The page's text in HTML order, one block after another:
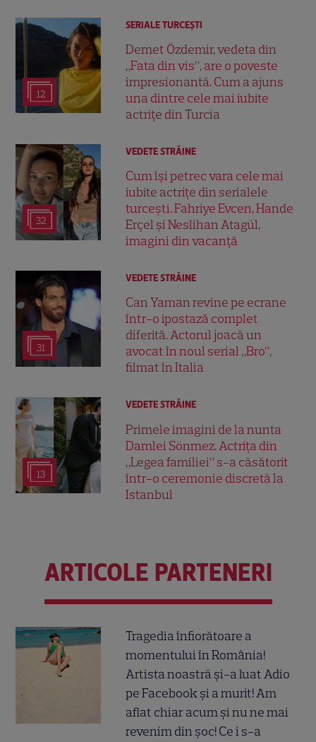
12
SERIALE TURCEŞTI
Demet Özdemir, vedeta din
„Fata din vis”, are o poveste
impresionantă. Cum a ajuns
una dintre cele mai iubite
actrițe din Turcia
32
VEDETE STRĂINE
Cum își petrec vara cele mai
iubite actrițe din serialele
turcești. Fahriye Evcen, Hande
Erçel și Neslihan Atagül,
imagini din vacanță
31
VEDETE STRĂINE
Can Yaman revine pe ecrane
într-o ipostază complet
diferită. Actorul joacă un
avocat în noul serial „Bro”,
filmat în Italia
13
VEDETE STRĂINE
Primele imagini de la nunta
Damlei Sönmez. Actrița din
„Legea familiei” s-a căsătorit
într-o ceremonie discretă la
Istanbul
ARTICOLE PARTENERI
Tragedia înfiorătoare a
momentului în România!
Artista noastră și-a luat Adio
pe Facebook și a murit! Am
aflat chiar acum și nu ne mai
revenim din șoc! Ce i s-a